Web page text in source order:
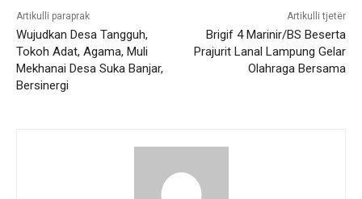
Artikulli paraprak
Wujudkan Desa Tangguh,
Tokoh Adat, Agama, Muli
Mekhanai Desa Suka Banjar,
Bersinergi
Artikulli tjetër
Brigif 4 Marinir/BS Beserta
Prajurit Lanal Lampung Gelar
Olahraga Bersama